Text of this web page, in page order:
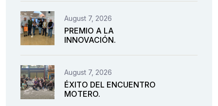
August 7, 2026
PREMIO A LA
INNOVACIÓN.
August 7, 2026
ÉXITO DEL ENCUENTRO
MOTERO.